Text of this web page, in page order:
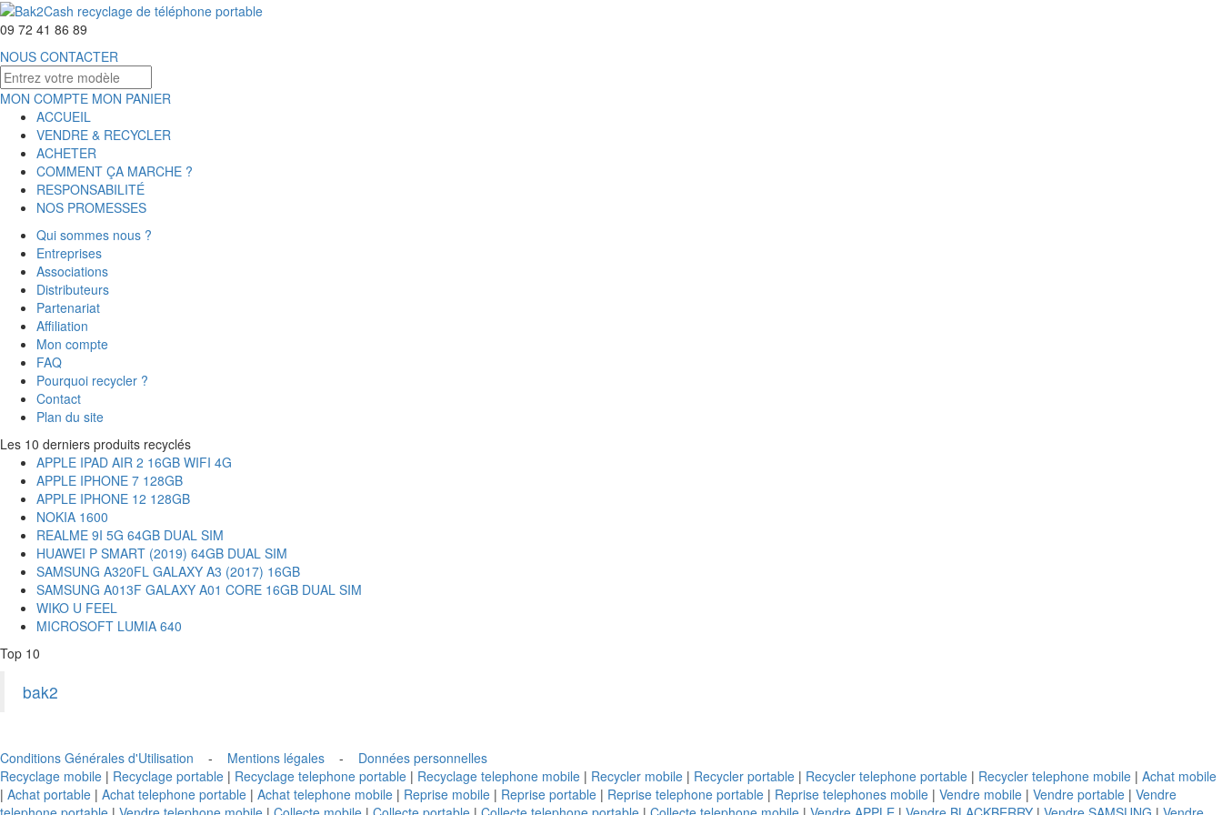
09 72 41 86 89
NOUS CONTACTER
MON COMPTE MON PANIER
ACCUEIL
VENDRE & RECYCLER
ACHETER
COMMENT ÇA MARCHE ?
RESPONSABILITÉ
NOS PROMESSES
Qui sommes nous ?
Entreprises
Associations
Distributeurs
Partenariat
Affiliation
Mon compte
FAQ
Pourquoi recycler ?
Contact
Plan du site
Les 10 derniers produits recyclés
APPLE IPAD AIR 2 16GB WIFI 4G
APPLE IPHONE 7 128GB
APPLE IPHONE 12 128GB
NOKIA 1600
REALME 9I 5G 64GB DUAL SIM
HUAWEI P SMART (2019) 64GB DUAL SIM
SAMSUNG A320FL GALAXY A3 (2017) 16GB
SAMSUNG A013F GALAXY A01 CORE 16GB DUAL SIM
WIKO U FEEL
MICROSOFT LUMIA 640
Top 10
bak2
Conditions Générales d'Utilisation - Mentions légales - Données personnelles
Recyclage mobile | Recyclage portable | Recyclage telephone portable | Recyclage telephone mobile | Recycler mobile | Recycler portable | Recycler telephone portable | Recycler telephone mobile | Achat mobile
| Achat portable | Achat telephone portable | Achat telephone mobile | Reprise mobile | Reprise portable | Reprise telephone portable | Reprise telephones mobile | Vendre mobile | Vendre portable | Vendre